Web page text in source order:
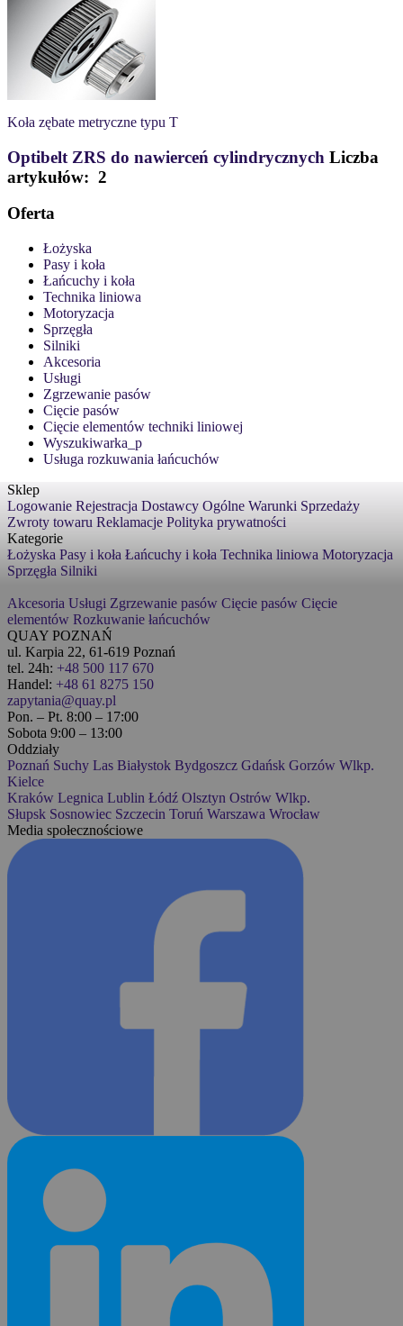
Koła zębate metryczne typu T
Optibelt ZRS do nawierceń cylindrycznych Liczba
artykułów: 2
Oferta
Łożyska
Pasy i koła
Łańcuchy i koła
Technika liniowa
Motoryzacja
Sprzęgła
Silniki
Akcesoria
Usługi
Zgrzewanie pasów
Cięcie pasów
Cięcie elementów techniki liniowej
Wyszukiwarka_p
Usługa rozkuwania łańcuchów
Sklep
Logowanie Rejestracja Dostawcy Ogólne Warunki Sprzedaży
Zwroty towaru Reklamacje Polityka prywatności
Kategorie
Łożyska Pasy i koła Łańcuchy i koła Technika liniowa Motoryzacja
Sprzęgła Silniki
Akcesoria Usługi Zgrzewanie pasów Cięcie pasów Cięcie
elementów Rozkuwanie łańcuchów
QUAY POZNAŃ
ul. Karpia 22, 61-619 Poznań
tel. 24h: +48 500 117 670
Handel: +48 61 8275 150
zapytania@quay.pl
Pon. – Pt. 8:00 – 17:00
Sobota 9:00 – 13:00
Oddziały
Poznań Suchy Las Białystok Bydgoszcz Gdańsk Gorzów Wlkp.
Kielce
Kraków Legnica Lublin Łódź Olsztyn Ostrów Wlkp.
Słupsk Sosnowiec Szczecin Toruń Warszawa Wrocław
Media społecznościowe